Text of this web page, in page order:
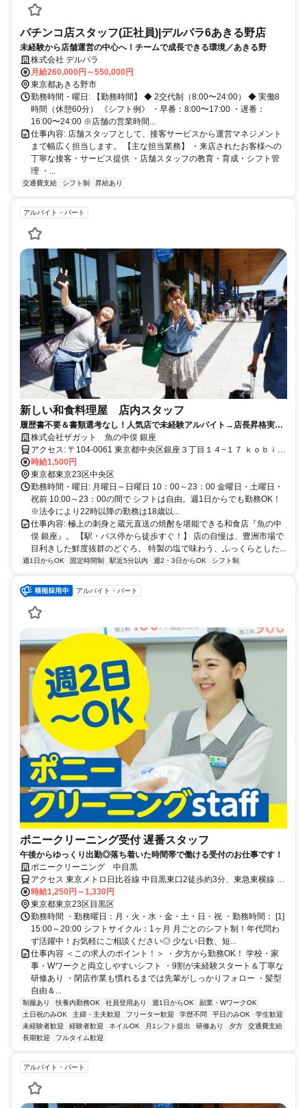
パチンコ店スタッフ(正社員)|デルパラ6あきる野店
未経験から店舗運営の中心へ！チームで成長できる環境／あきる野
株式会社 デルパラ
月給260,000円～550,000円
東京都あきる野市
勤務時間・曜日: 【勤務時間】 ◆ 2交代制（8:00〜24:00） ◆ 実働8
時間（休憩60分） 《シフト例》 ・早番：8:00〜17:00 ・遅番：
16:00〜24:00 ※店舗の営業時間...
仕事内容: 店舗スタッフとして、接客サービスから運営マネジメント
まで幅広く担当します。 【主な担当業務】 ・来店されたお客様への
丁寧な接客・サービス提供 ・店舗スタッフの教育・育成・シフト管
理 ・...
交通費支給 シフト制 昇給あり
アルバイト・パート
新しい和食料理屋 店内スタッフ
履歴書不要＆書類選考なし！人気店で未経験アルバイト→店長昇格実績
あり！週1～3h～勤務OK＆髪型・髪色自由＆ピアスOK＆副業・Wワー
クOK
株式会社ザガット 魚の中俣 銀座
アクセス: 〒104-0061 東京都中央区銀座３丁目１４−１７ ｋｏｂｉｋ
ｉｓｓＧＩＮＺａ２階 アクセス: ・最寄り駅 東京メトロ日比谷線、都
営浅草線 東銀座駅 A7出口 徒歩2分 東京メトロ有楽町線 新富町駅 1番
出口 徒歩5分 東京メトロ銀座線・丸ノ内線・日比谷線 銀座駅 A6出口
徒歩7分 ・最寄りバス停 都バス「業10」「都04」「都05-1」「都05-
2」系統 築地バス停 徒歩4分 都バス「都03」「都04」「都05-1」
「都05-2」系統 銀座四丁目バス停 徒歩6分 車通勤OKですしバイク通
勤OKです！ 都営浅草線の日本橋駅からは1分、新橋駅からは1分で電
車通勤でき、同じく浅草線の浅草駅からで9分、三田駅からで5分で電
車通勤できます！ 東京メトロ日比谷線では秋葉原駅から9分、六本木
東京駅（2分）、大手町駅（3分）、四ツ谷駅（8分）で、 東京メトロ
銀座線だと神田駅（6分）、赤坂見附駅（8分）と大変便利です！
時給1,500円
東京都東京23区中央区
勤務時間・曜日: 月曜日～日曜日 10：00～23：00 金曜日・土曜日・
祝前 10:00～23：00の間で シフトは自由。週1日からでも勤務OK！
※法令により22時以降の勤務は18歳以...
仕事内容: 極上の刺身と蔵元直送の焼酎を堪能できる和食店『魚の中
俣 銀座』。 【駅・バス停から徒歩すぐ！】 店の自慢は、豊洲市場で
目利きした鮮度抜群のどぐろ。 特製の塩で味わう、ふっくらとした...
週1日からOK 固定時間制 駅近5分以内 週2・3日からOK シフト制
アルバイト・パート
ポニークリーニング受付 遅番スタッフ
午後からゆっくり出勤◎落ち着いた時間帯で働ける受付のお仕事です！
ポニークリーニング 中目黒
アクセス 東京メトロ日比谷線 中目黒東口2徒歩約3分、東急東横線 中
目黒東口2徒歩約3分 東京メトロ日比谷線・東急東横線 中目黒駅東口
2より徒歩3分
時給1,250円～1,330円
東京都東京23区目黒区
勤務時間 ・勤務曜日：月・火・水・金・土・日・祝 ・勤務時間： [1]
15:00～20:00 シフトサイクル：1ヶ月 月ごとのシフト制！年代問わ
ず活躍中！お気軽にご相談ください◎ 少ない日数、短...
仕事内容 ＜この求人のポイント！＞ ・夕方から勤務OK！ 学校・家
事・Wワークと両立しやすいシフト ・9割が未経験スタート＆丁寧な
研修あり ・閉店作業も慣れるまでは先輩がしっかりフォロー ・髪型
自由＆...
制服あり 扶養内勤務OK 社員登用あり 週1日からOK
副業・WワークOK
土日祝のみOK
主婦・主夫歓迎 フリーター歓迎 学歴不問 平日のみOK
学生歓迎
未経験者歓迎
経験者歓迎 ネイルOK 月1シフト提出 研修あり 夕方
交通費支給
長期歓迎
フルタイム歓迎
アルバイト・パート